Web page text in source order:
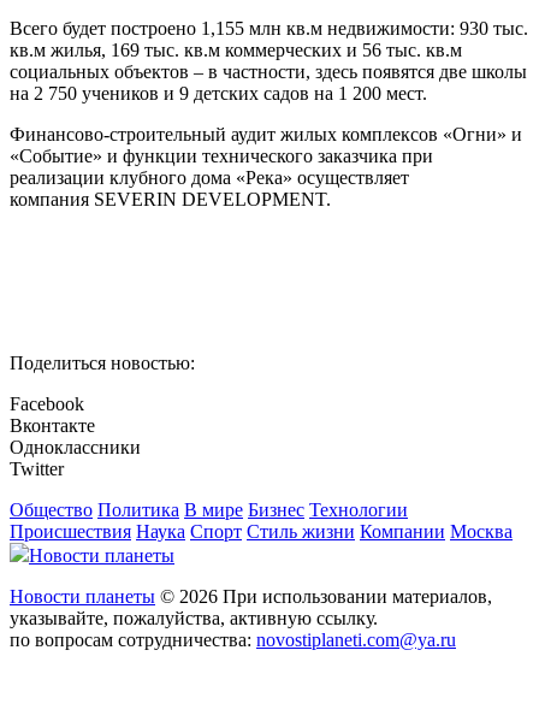
Всего будет построено 1,155 млн кв.м недвижимости: 930 тыс.
кв.м жилья, 169 тыс. кв.м коммерческих и 56 тыс. кв.м
социальных объектов – в частности, здесь появятся две школы
на 2 750 учеников и 9 детских садов на 1 200 мест.
Финансово-строительный аудит жилых комплексов «Огни» и
«Событие» и функции технического заказчика при
реализации клубного дома «Река» осуществляет
компания SEVERIN DEVELOPMENT.
Поделиться новостью:
Facebook
Вконтакте
Одноклассники
Twitter
Общество Политика В мире Бизнес Технологии
Происшествия Наука Спорт Стиль жизни Компании Москва
Новости планеты
Новости планеты © 2026 При использовании материалов,
указывайте, пожалуйства, активную ссылку.
по вопросам сотрудничества: novostiplaneti.com@ya.ru